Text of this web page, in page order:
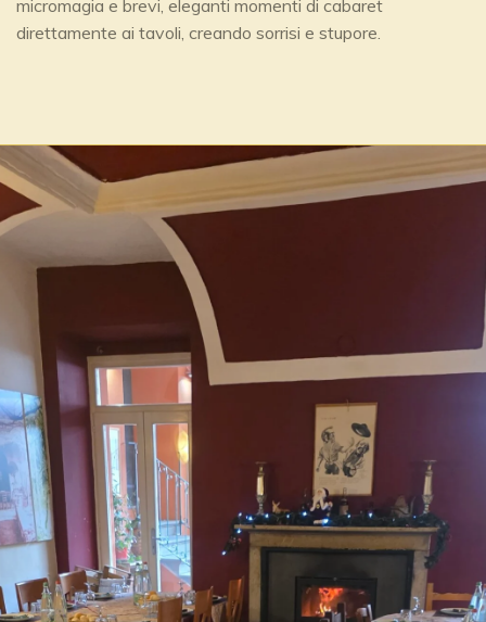
micromagia e brevi, eleganti momenti di cabaret
direttamente ai tavoli, creando sorrisi e stupore.